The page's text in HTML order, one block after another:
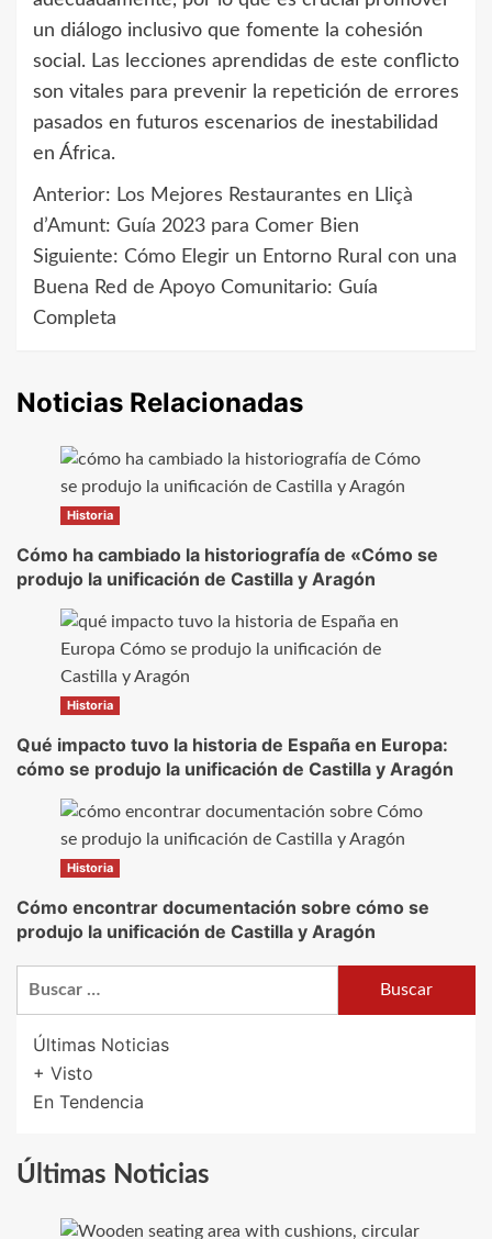
un diálogo inclusivo que fomente la cohesión
social. Las lecciones aprendidas de este conflicto
son vitales para prevenir la repetición de errores
pasados en futuros escenarios de inestabilidad
en África.
Navegación
de
entradas
Anterior: Los Mejores Restaurantes en Lliçà
d’Amunt: Guía 2023 para Comer Bien
Siguiente: Cómo Elegir un Entorno Rural con una
Buena Red de Apoyo Comunitario: Guía
Completa
Noticias Relacionadas
Historia
Cómo ha cambiado la historiografía de «Cómo se
produjo la unificación de Castilla y Aragón
Historia
Qué impacto tuvo la historia de España en Europa:
cómo se produjo la unificación de Castilla y Aragón
Historia
Cómo encontrar documentación sobre cómo se
produjo la unificación de Castilla y Aragón
Últimas Noticias
+ Visto
En Tendencia
Últimas Noticias